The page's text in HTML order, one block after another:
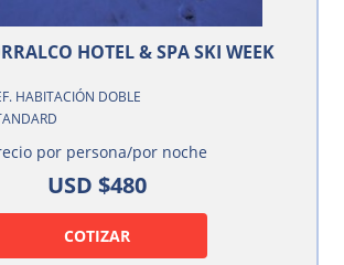
HOTEL & SPA SKI WEEK
HABITACIÓN DOBLE
por persona/por noche
USD $480
COTIZAR